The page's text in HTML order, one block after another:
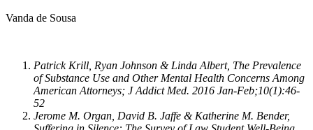
Vanda de Sousa
Patrick Krill, Ryan Johnson & Linda Albert, The Prevalence
of Substance Use and Other Mental Health Concerns Among
American Attorneys; J Addict Med. 2016 Jan-Feb;10(1):46-
52
Jerome M. Organ, David B. Jaffe & Katherine M. Bender,